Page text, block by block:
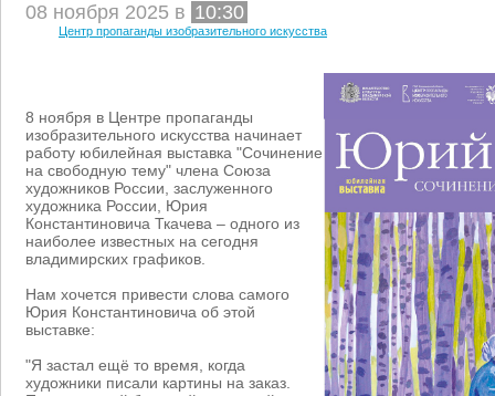
08 ноября 2025 в 10:30
Центр пропаганды изобразительного искусства
8 ноября в Центре пропаганды
изобразительного искусства начинает
работу юбилейная выставка "Сочинение
на свободную тему" члена Союза
художников России, заслуженного
художника России, Юрия
Константиновича Ткачева – одного из
наиболее известных на сегодня
владимирских графиков.
Нам хочется привести слова самого
Юрия Константиновича об этой
выставке:
"Я застал ещё то время, когда
художники писали картины на заказ.